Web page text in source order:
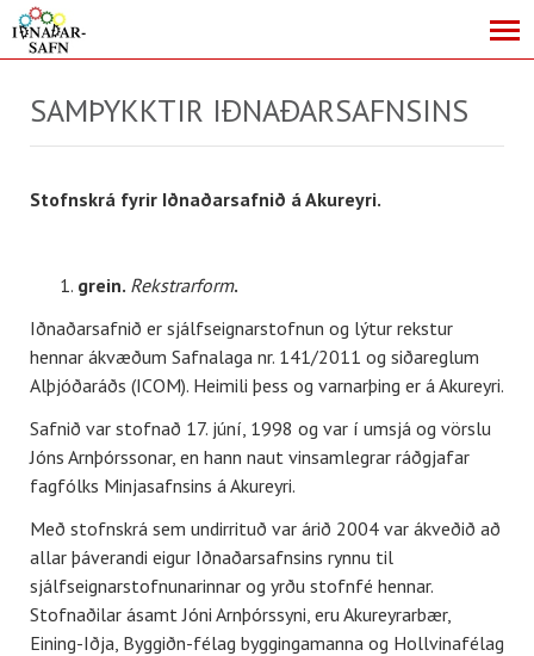
SAMÞYKKTIR IÐNAÐARSAFNSINS
Stofnskrá fyrir Iðnaðarsafnið á Akureyri.
grein. Rekstrarform.
Iðnaðarsafnið er sjálfseignarstofnun og lýtur rekstur
hennar ákvæðum Safnalaga nr. 141/2011 og siðareglum
Alþjóðaráðs (ICOM). Heimili þess og varnarþing er á Akureyri.
Safnið var stofnað 17. júní, 1998 og var í umsjá og vörslu
Jóns Arnþórssonar, en hann naut vinsamlegrar ráðgjafar
fagfólks Minjasafnsins á Akureyri.
Með stofnskrá sem undirrituð var árið 2004 var ákveðið að
allar þáverandi eigur Iðnaðarsafnsins rynnu til
sjálfseignarstofnunarinnar og yrðu stofnfé hennar.
Stofnaðilar ásamt Jóni Arnþórssyni, eru Akureyrarbær,
Eining-Iðja, Byggiðn-félag byggingamanna og Hollvinafélag